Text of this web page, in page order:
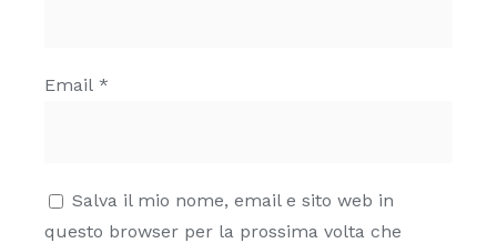
Email *
Salva il mio nome, email e sito web in
questo browser per la prossima volta che